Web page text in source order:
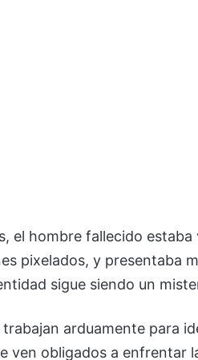
el hombre fallecido
pixelados, y presentaba
sigue siendo un
arduamente para
ven obligados a enfrentar